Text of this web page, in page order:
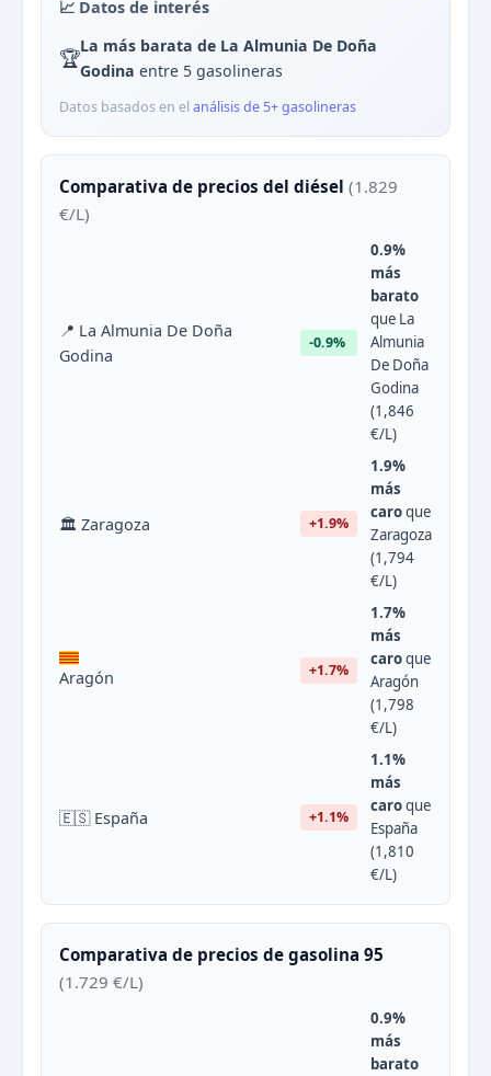
📈 Datos de interés
🏆La más barata de La Almunia De Doña
Godina entre 5 gasolineras
Datos basados en el análisis de 5+ gasolineras
Comparativa de precios del diésel (1.829
€/L)
📍 La Almunia De Doña
Godina
-0.9%
0.9%
más
barato
que La
Almunia
De Doña
Godina
(1,846
€/L)
🏛 Zaragoza +1.9%
1.9%
más
caroque
Zaragoza
(1,794
€/L)
Aragón +1.7%
1.7%
más
caroque
Aragón
(1,798
€/L)
🇪🇸 España +1.1%
1.1%
más
caroque
España
(1,810
€/L)
Comparativa de precios de gasolina 95
(1.729 €/L)
0.9%
más
barato